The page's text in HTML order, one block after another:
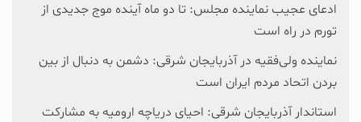
ادعای عجیب نماینده مجلس: تا دو ماه آینده موج جدیدی از
تورم در راه است
نماینده ولی‌فقیه در آذربایجان شرقی: دشمن به دنبال از بین
بردن اتحاد مردم ایران است
استاندار آذربایجان شرقی: احیای دریاچه ارومیه به مشارکت